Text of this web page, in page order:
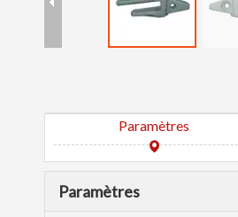
Paramètres
Paramètres